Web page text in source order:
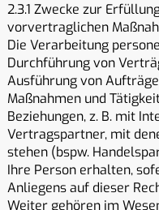
2.3.1 Zwecke zur
vorvertraglichen
Die Verarbeitung
Durchführung von
Ausführung von
Maßnahmen und
Beziehungen, z. B. mit
Vertragspartner, mit
stehen (bspw.
Ihre Person erhalten,
Anliegens auf dieser
Weiter gehören im